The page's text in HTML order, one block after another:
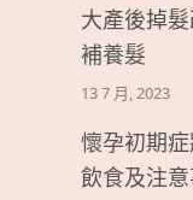
大產後掉
補養髮
13 7 月, 2023
懷孕初期
飲食及注